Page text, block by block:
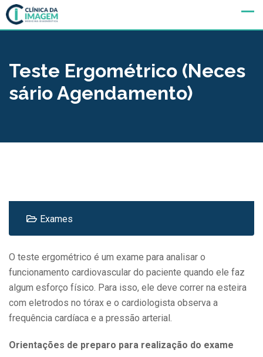
Teste Ergométrico (neces
Sário Agendamento)
Exames
O teste ergométrico é um exame para analisar o
funcionamento cardiovascular do paciente quando ele faz
algum esforço físico. Para isso, ele deve correr na esteira
com eletrodos no tórax e o cardiologista observa a
frequência cardíaca e a pressão arterial.
Orientações de preparo para realização do exame